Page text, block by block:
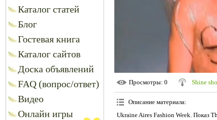
Каталог статей
Блог
Гостевая книга
Каталог сайтов
Доска объявлений
FAQ (вопрос/ответ)
Видео
Онлайн игры
Просмотры: 0 Shine
Описание материала:
Ukraine Aires Fashion Week. Показ